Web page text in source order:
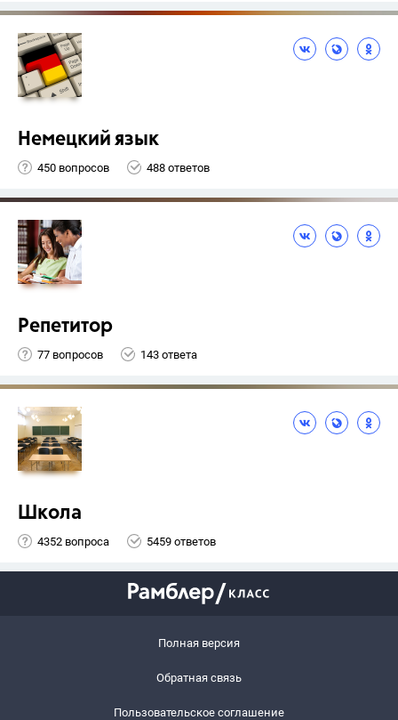
Немецкий язык
450 вопросов 488 ответов
Репетитор
77 вопросов 143 ответа
Школа
4352 вопроса 5459 ответов
Полная версия
Обратная связь
Пользовательское соглашение